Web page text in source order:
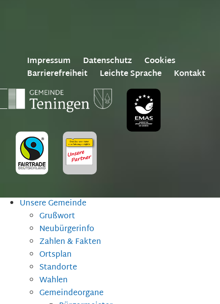
Impressum Datenschutz
Cookies
Barrierefreiheit
Leichte Sprache Kontakt
Unsere Gemeinde
Grußwort
Neubürgerinfo
Zahlen & Fakten
Ortsplan
Standorte
Wahlen
Gemeindeorgane